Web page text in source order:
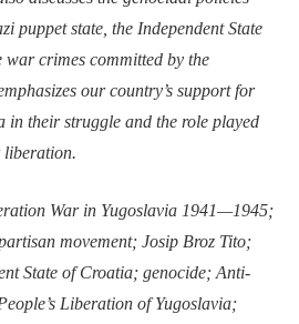
puppet state, the Independent State
crimes committed by the
our country’s support for
in their struggle and the role played
liberation.
War in Yugoslavia 1941—1945;
movement; Josip Broz Tito;
State of Croatia; genocide; Anti-
Liberation of Yugoslavia;